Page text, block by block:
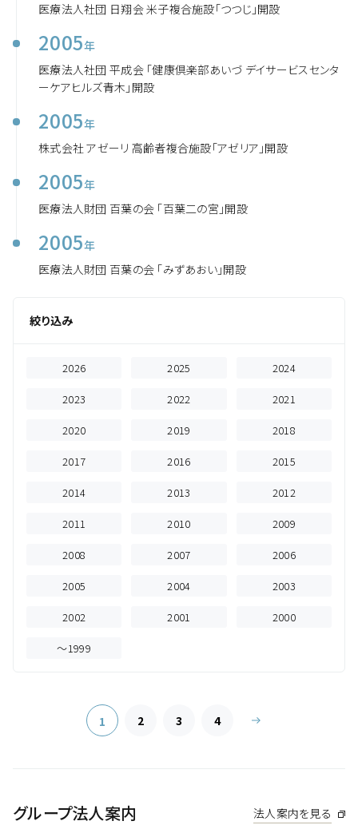
医療法人社団 日翔会 米子複合施設「つつじ」開設
2005年
医療法人社団 平成会 「健康倶楽部あいづ デイサービスセンタ
ーケアヒルズ青木」開設
2005年
株式会社 アゼーリ 高齢者複合施設「アゼリア」開設
2005年
医療法人財団 百葉の会 「百葉二の宮」開設
2005年
医療法人財団 百葉の会 「みずあおい」開設
絞り込み
2026 2025 2024
2023 2022 2021
2020 2019 2018
2017 2016 2015
2014 2013 2012
2011 2010 2009
2008 2007 2006
2005 2004 2003
2002 2001 2000
～1999
1 2 3 4
グループ法人案内 法人案内を見る